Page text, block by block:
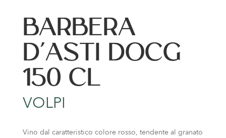
BARBERA
D’ASTI DOCG
150 CL
VOLPI
Vino dal caratteristico colore rosso, tendente al granato